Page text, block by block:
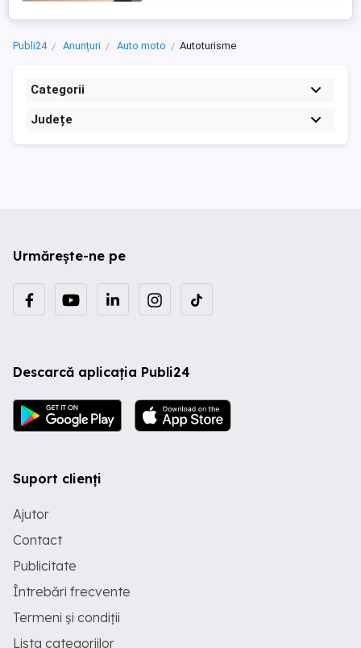
Publi24 Anunțuri Auto moto Autoturisme
Categorii
Județe
Urmărește-ne pe
Descarcă aplicația Publi24
Suport clienți
Ajutor
Contact
Publicitate
Întrebări frecvente
Termeni și condiții
Lista categoriilor